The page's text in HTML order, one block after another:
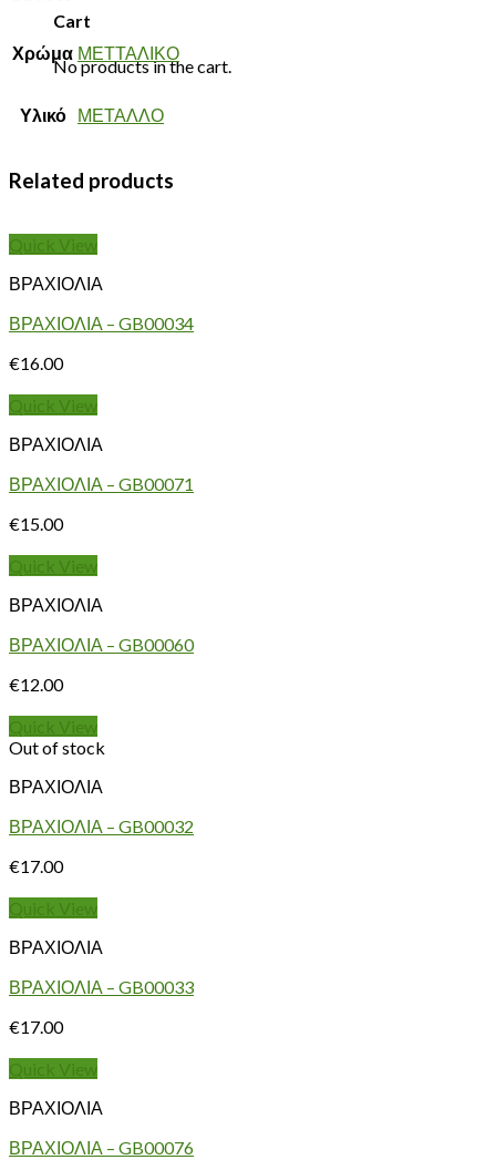
Cart
No products in the cart.
Χρώμα ΜΕΤΤΑΛΙΚΟ
Υλικό ΜΕΤΑΛΛΟ
Related products
Quick View
ΒΡΑΧΙΟΛΙΑ
ΒΡΑΧΙΟΛΙΑ – GB00034
€16.00
Quick View
ΒΡΑΧΙΟΛΙΑ
ΒΡΑΧΙΟΛΙΑ – GB00071
€15.00
Quick View
ΒΡΑΧΙΟΛΙΑ
ΒΡΑΧΙΟΛΙΑ – GB00060
€12.00
Quick View
Out of stock
ΒΡΑΧΙΟΛΙΑ
ΒΡΑΧΙΟΛΙΑ – GB00032
€17.00
Quick View
ΒΡΑΧΙΟΛΙΑ
ΒΡΑΧΙΟΛΙΑ – GB00033
€17.00
Quick View
ΒΡΑΧΙΟΛΙΑ
ΒΡΑΧΙΟΛΙΑ – GB00076